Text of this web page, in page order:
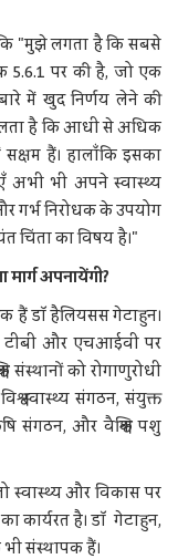
"मुझे लगता है कि सबसे
5.6.1 पर की है, जो एक
में खुद निर्णय लेने की
है कि आधी से अधिक
हैं। हालाँकि इसका
अभी भी अपने स्वास्थ्य
गर्भ निरोधक के उपयोग
चिंता का विषय है।"
अपनायेंगी?
हैं डॉ हैलियसस गेटाहुन।
टीबी और एचआईवी पर
को रोगाणुरोधी
स्वास्थ्य संगठन, संयुक्त
कृषि संगठन, और वैश्विक पशु
स्वास्थ्य और विकास पर
कार्यरत है। डॉ गेटाहुन,
संस्थापक हैं।